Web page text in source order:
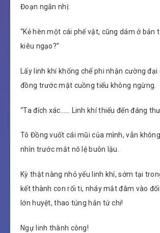
Đoạn ngắn nhị:
“Kẻ hèn một cái phế vật, cũng dám ở
kiêu ngạo?”
Lấy linh khí khống chế phi nhận cường
đồng trước mặt cuồng tiếu không ngừng.
“Ta đích xác…… Linh khí thiếu đến đáng
Tô Đồng vuốt cái mũi của mình, vẫn
nhìn trước mắt nô lệ buôn lậu.
Kỳ thật nàng nhỏ yếu linh khí, sớm tại
kết thành con rối ti, nháy mắt đâm vào
lớn huyệt, thao túng hắn tứ chi!
Ngự linh thành công!